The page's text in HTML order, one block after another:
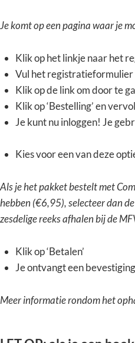
Je komt op een pagina waar je
Klik op het linkje naar het
Vul het registratieformulier
Klik op de link om door te
Klik op ‘Bestelling’ en
Je kunt nu inloggen! Je
Kies voor een van deze
Als je het pakket bestelt met
hebben (€6,95), selecteer dan
zesdelige reeks afhalen bij de
Klik op ‘Betalen’
Je ontvangt een
Meer informatie rondom het